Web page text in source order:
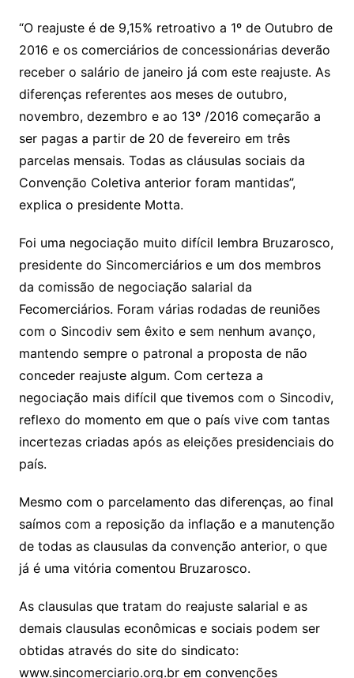
“O reajuste é de 9,15% retroativo a 1º de Outubro de
2016 e os comerciários de concessionárias deverão
receber o salário de janeiro já com este reajuste. As
diferenças referentes aos meses de outubro,
novembro, dezembro e ao 13º /2016 começarão a
ser pagas a partir de 20 de fevereiro em três
parcelas mensais. Todas as cláusulas sociais da
Convenção Coletiva anterior foram mantidas”,
explica o presidente Motta.
Foi uma negociação muito difícil lembra Bruzarosco,
presidente do Sincomerciários e um dos membros
da comissão de negociação salarial da
Fecomerciários. Foram várias rodadas de reuniões
com o Sincodiv sem êxito e sem nenhum avanço,
mantendo sempre o patronal a proposta de não
conceder reajuste algum. Com certeza a
negociação mais difícil que tivemos com o Sincodiv,
reflexo do momento em que o país vive com tantas
incertezas criadas após as eleições presidenciais do
país.
Mesmo com o parcelamento das diferenças, ao final
saímos com a reposição da inflação e a manutenção
de todas as clausulas da convenção anterior, o que
já é uma vitória comentou Bruzarosco.
As clausulas que tratam do reajuste salarial e as
demais clausulas econômicas e sociais podem ser
obtidas através do site do sindicato:
www.sincomerciario.org.br em convenções